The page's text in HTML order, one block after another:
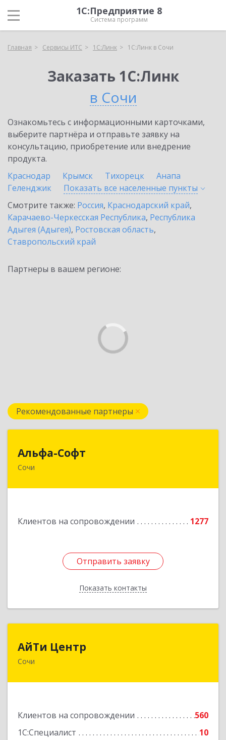
1С:Предприятие 8
Система программ
Главная Сервисы ИТС 1С:Линк 1С:Линк в Сочи
Заказать 1С:Линк
в Сочи
Ознакомьтесь с информационными карточками,
выберите партнёра и отправьте заявку на
консультацию, приобретение или внедрение
продукта.
Краснодар
Крымск Тихорецк
Анапа
Геленджик
Показать все населенные пункты
Смотрите также: Россия, Краснодарский край,
Карачаево-Черкесская Республика, Республика
Адыгея (Адыгея), Ростовская область,
Ставропольский край
Партнеры в вашем регионе:
Рекомендованные партнеры
Альфа-Софт
Сочи
Клиентов на сопровождении 1277
Отправить заявку
Показать контакты
Отправить заявку
Назад
АйТи Центр
Сочи
Клиентов на сопровождении
560
1С:Специалист
10
354000, Краснодарский край, Сочи, Московская